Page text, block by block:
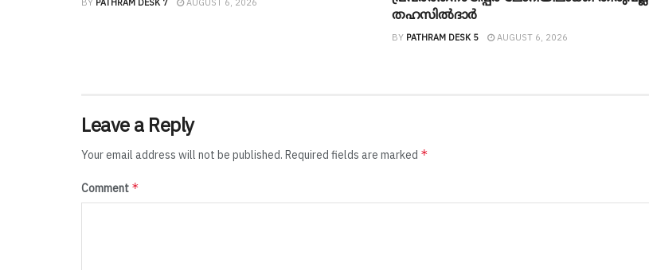
BY PATHRAM DESK 7 AUGUST 6, 2026
തഹസിൽദാർ
BY PATHRAM DESK 5 AUGUST 6, 2026
Leave a Reply
Your email address will not be published. Required fields are marked *
Comment *